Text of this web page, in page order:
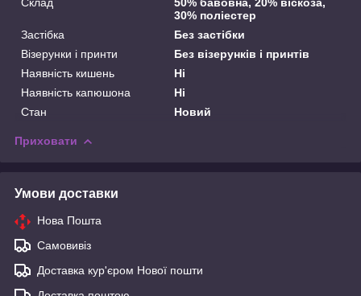
30% поліестер
Застібка
Без застібки
Візерунки і принти
Без візерунків і принтів
Наявність кишень
Ні
Наявність капюшона
Ні
Стан
Новий
Приховати
Умови доставки
Нова Пошта
Самовивіз
Доставка кур'єром Нової пошти